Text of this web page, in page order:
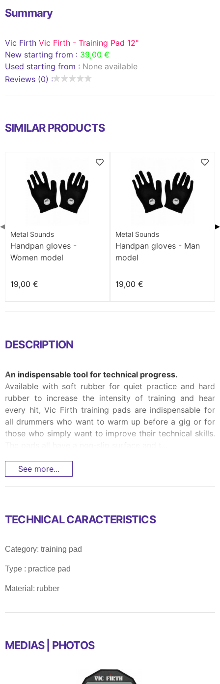
Summary
Vic Firth Vic Firth - Training Pad 12"
New starting from : 39,00 €
Used starting from : None available
Reviews (0) :
SIMILAR PRODUCTS
Metal Sounds
Handpan gloves -
Women model
19,00 €
Metal Sounds
Handpan gloves - Man
model
19,00 €
◀ ▶
DESCRIPTION
An indispensable tool for technical progress.
Available with soft rubber for quiet practice and hard
rubber to increase the intensity of training and hear
every hit, Vic Firth training pads are indispensable for
all drummers who want to warm up before a gig or for
those who simply want to improve their technical skills.
See more...
TECHNICAL CARACTERISTICS
Category: training pad
Type : practice pad
Material: rubber
MEDIAS | PHOTOS